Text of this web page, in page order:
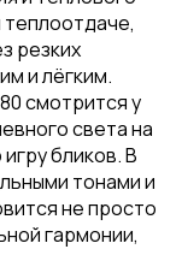
резких
и лёгким.
смотрится у
света на
бликов. В
тонами и
не просто
гармонии,